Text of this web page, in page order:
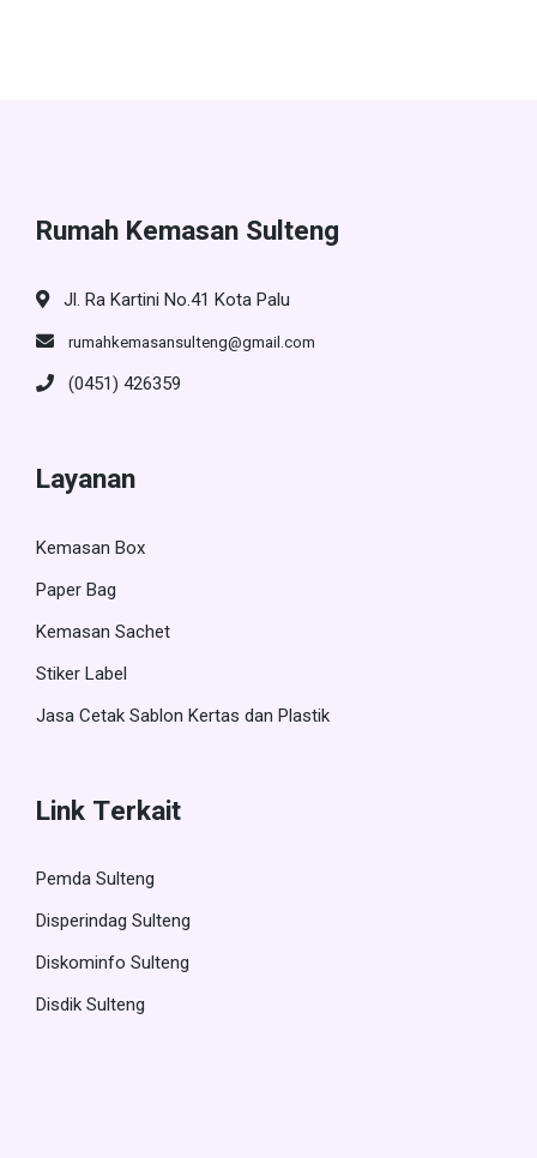
Rumah Kemasan Sulteng
Jl. Ra Kartini No.41 Kota Palu
rumahkemasansulteng@gmail.com
(0451) 426359
Layanan
Kemasan Box
Paper Bag
Kemasan Sachet
Stiker Label
Jasa Cetak Sablon Kertas dan Plastik
Link Terkait
Pemda Sulteng
Disperindag Sulteng
Diskominfo Sulteng
Disdik Sulteng